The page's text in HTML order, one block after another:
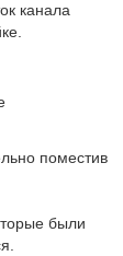
канала
поместив
были